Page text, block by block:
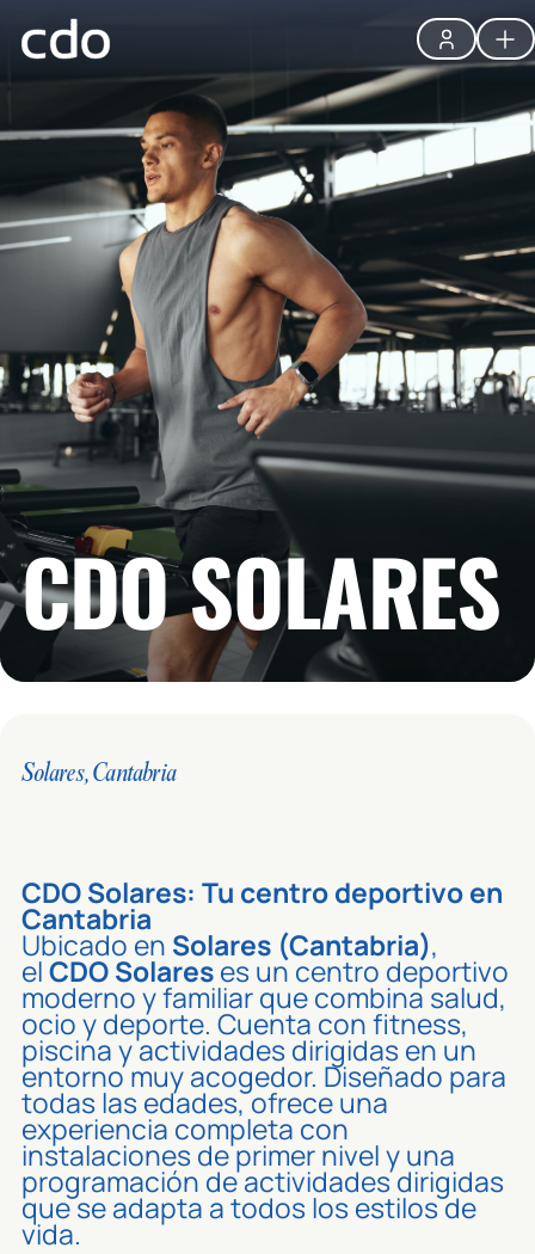
CDO SOLARES
Solares, Cantabria
CDO Solares: Tu centro deportivo en
Cantabria
Ubicado en Solares (Cantabria),
elCDO Solareses un centro deportivo
moderno y familiar que combina salud,
ocio y deporte. Cuenta con fitness,
piscina y actividades dirigidas en un
entorno muy acogedor. Diseñado para
todas las edades, ofrece una
experiencia completa con
instalaciones de primer nivel y una
programación de actividades dirigidas
que se adapta a todos los estilos de
vida.